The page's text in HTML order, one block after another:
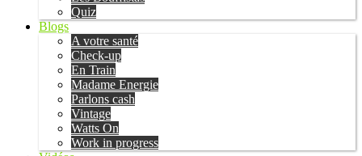
Quiz
Blogs
A votre santé
Check-up
En Train
Madame Energie
Parlons cash
Vintage
Watts On
Work in progress